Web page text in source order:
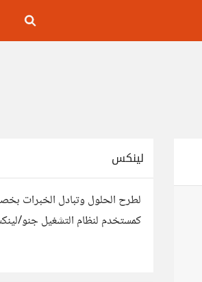
لينكس
لطرح الحلول وتبادل الخبرات
كمستخدم لنظام التشغيل جنو/